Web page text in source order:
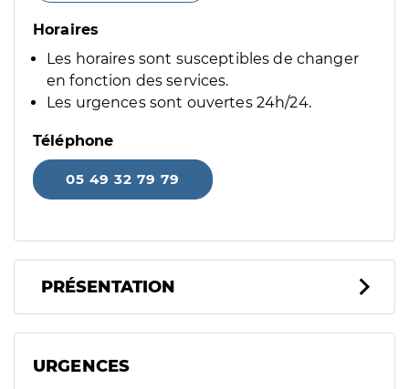
Horaires
Les horaires sont susceptibles de changer
en fonction des services.
Les urgences sont ouvertes 24h/24.
Téléphone
05 49 32 79 79
PRÉSENTATION
URGENCES